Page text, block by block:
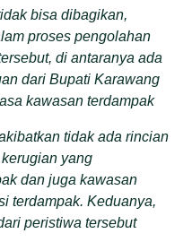
bisa dibagikan,
proses pengolahan
di antaranya ada
dari Bupati Karawang
kawasan terdampak
tidak ada rincian
yang
dan juga kawasan
terdampak. Keduanya,
peristiwa tersebut